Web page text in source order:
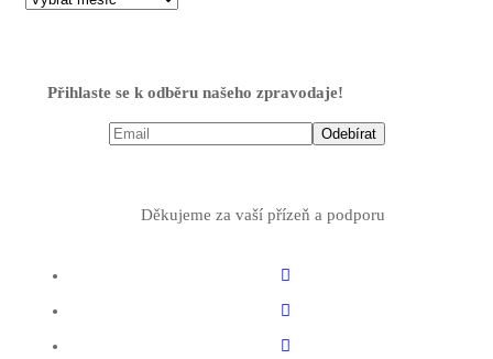
Přihlaste se k odběru našeho zpravodaje!
Děkujeme za vaší přízeň a podporu